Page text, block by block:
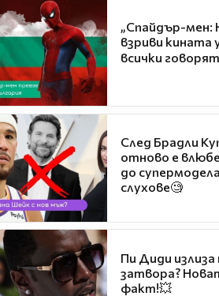
„Спайдър-мен:
взриви кината
всички
След Брадли
отново е
до
слухове🧐
Пи Диди
затвора?
факт!💥